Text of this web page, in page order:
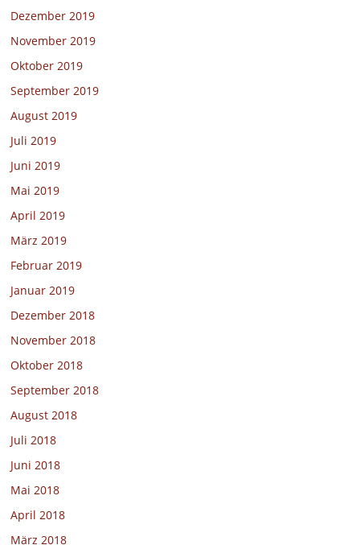
Dezember 2019
November 2019
Oktober 2019
September 2019
August 2019
Juli 2019
Juni 2019
Mai 2019
April 2019
März 2019
Februar 2019
Januar 2019
Dezember 2018
November 2018
Oktober 2018
September 2018
August 2018
Juli 2018
Juni 2018
Mai 2018
April 2018
März 2018